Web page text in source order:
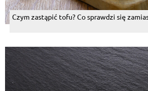
Czym zastąpić tofu? Co sprawdzi się